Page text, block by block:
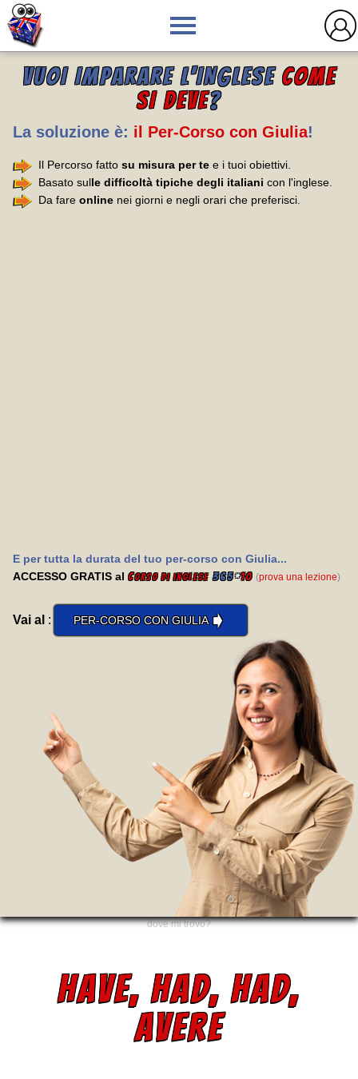
VUOI IMPARARE L'INGLESE COME
SI DEVE?
La soluzione è: il Per-Corso con Giulia!
Il Percorso fatto su misura per te e i tuoi obiettivi.
Basato sulle difficoltà tipiche degli italiani con l'inglese.
Da fare online nei giorni e negli orari che preferisci.
E per tutta la durata del tuo per-corso con Giulia...
ACCESSO GRATIS al Corso di inglese 365*10 (prova una lezione)
Vai al : PER-CORSO CON GIULIA➧
dove mi trovo?
HAVE, HAD, HAD,
AVERE